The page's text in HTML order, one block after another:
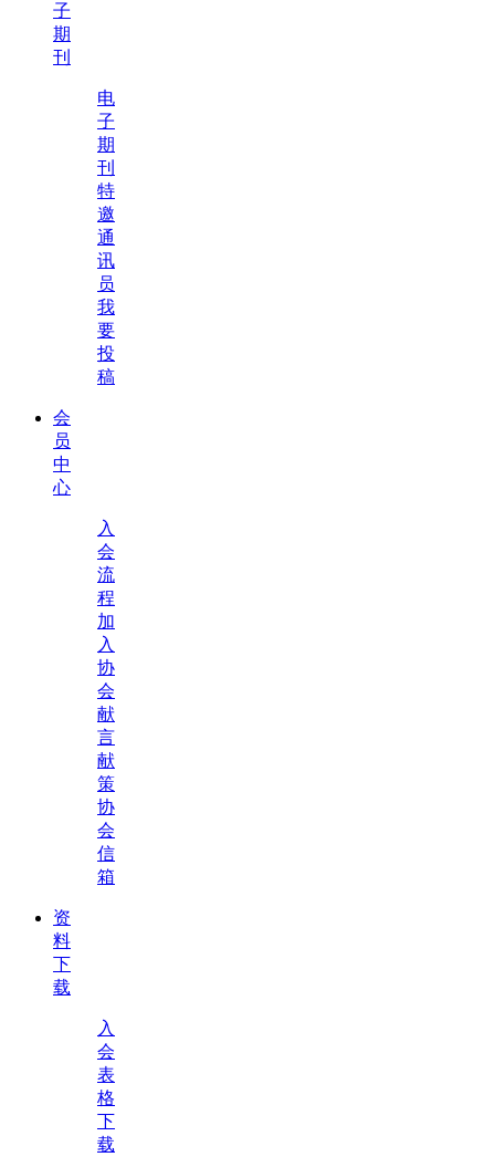
子
期
刊
电
子
期
刊
特
邀
通
讯
员
我
要
投
稿
会
员
中
心
入
会
流
程
加
入
协
会
献
言
献
策
协
会
信
箱
资
料
下
载
入
会
表
格
下
载